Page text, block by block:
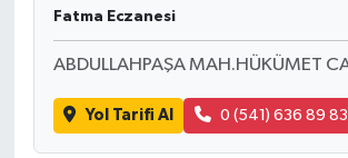
Fatma Eczanesi
ABDULLAHPAŞA MAH.HÜKÜMET
Yol Tarifi Al 0 (541) 636 89 83